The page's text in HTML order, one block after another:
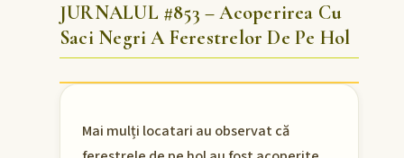
JURNALUL #853 – Acoperirea Cu
Saci Negri A Ferestrelor De Pe Hol
Mai mulți locatari au observat că